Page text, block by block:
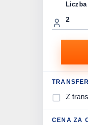
Liczba
TRANSFER
Z
CENA ZA